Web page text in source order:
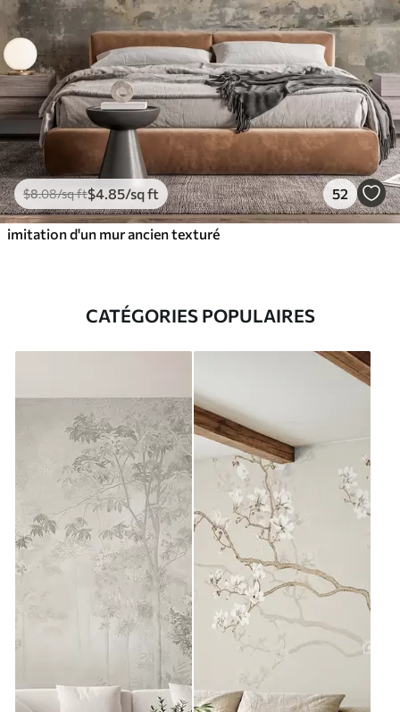
$8.08/sq ft$4 .85/sq ft 52
imitation d'un mur ancien texturé
CATÉGORIES POPULAIRES